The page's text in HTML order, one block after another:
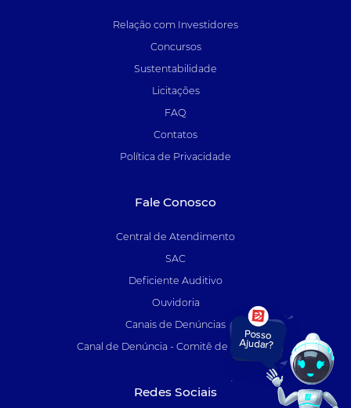
Relação com Investidores
Concursos
Sustentabilidade
Licitações
FAQ
Contatos
Política de Privacidade
Fale Conosco
Central de Atendimento
SAC
Deficiente Auditivo
Ouvidoria
Canais de Denúncias
Canal de Denúncia - Comitê de Auditoria
Redes Sociais